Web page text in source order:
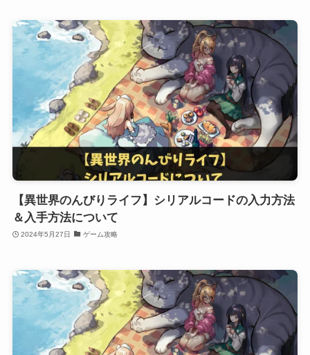
【異世界のんびりライフ】シリアルコードの入力方法
＆入手方法について
2024年5月27日 ゲーム攻略